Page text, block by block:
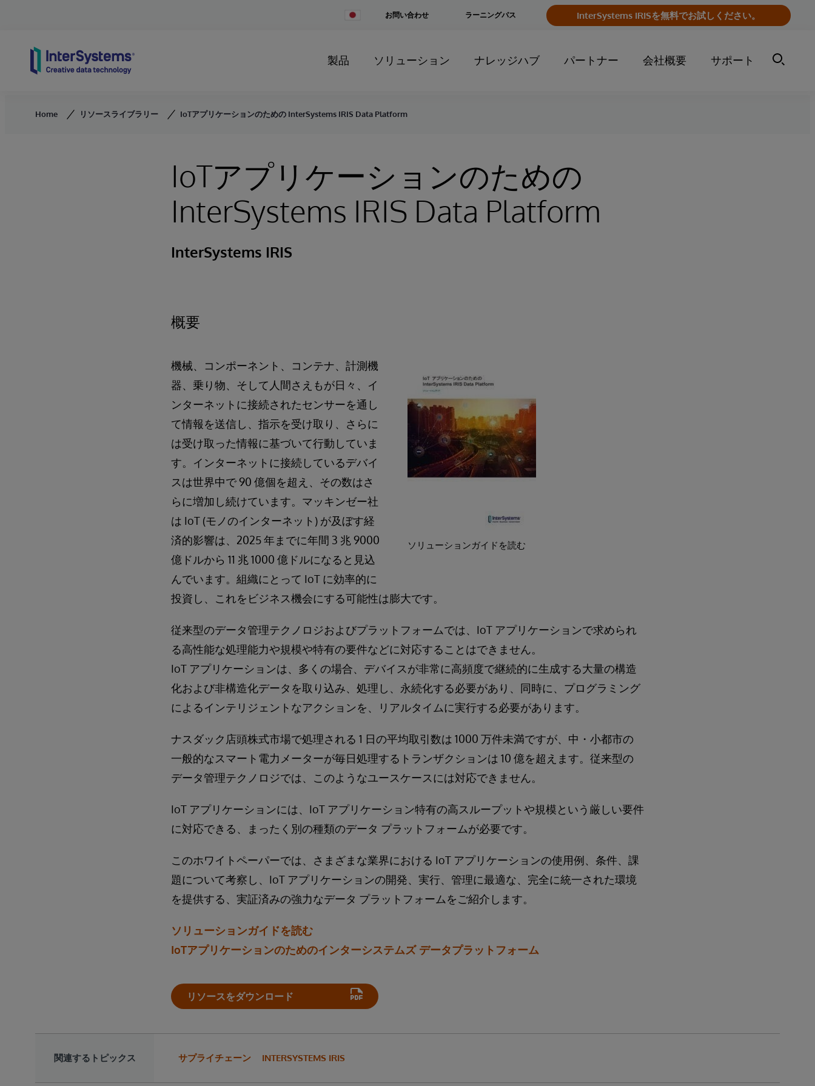
Change
お問い合わせ InterSystems IRISを無料でお試しください。
ラーニングパス
製品 ソリューション ナレッジハブ パートナー 会社概要 サポート
Home リソースライブラリー IoTアプリケーションのための InterSystems IRIS Data Platform
IoTアプリケーションのための
InterSystems IRIS Data Platform
InterSystems IRIS
概要
ソリューションガイドを読む
機械、コンポーネント、コンテナ、計測機
器、乗り物、そして人間さえもが日々、イ
ンターネットに接続されたセンサーを通し
て情報を送信し、指示を受け取り、さらに
は受け取った情報に基づいて行動していま
す。インターネットに接続しているデバイ
スは世界中で 90 億個を超え、その数はさ
らに増加し続けています。マッキンゼー社
は IoT (モノのインターネット) が及ぼす経
済的影響は、2025 年までに年間 3 兆 9000
億ドルから 11 兆 1000 億ドルになると見込
んでいます。組織にとって IoT に効率的に
投資し、これをビジネス機会にする可能性は膨大です。
従来型のデータ管理テクノロジおよびプラットフォームでは、IoT アプリケーションで求められ
る高性能な処理能力や規模や特有の要件などに対応することはできません。
IoT アプリケーションは、多くの場合、デバイスが非常に高頻度で継続的に生成する大量の構造
化および非構造化データを取り込み、処理し、永続化する必要があり、同時に、プログラミング
によるインテリジェントなアクションを、リアルタイムに実行する必要があります。
ナスダック店頭株式市場で処理される 1 日の平均取引数は 1000 万件未満ですが、中・小都市の
一般的なスマート電力メーターが毎日処理するトランザクションは 10 億を超えます。従来型の
データ管理テクノロジでは、このようなユースケースには対応できません。
IoT アプリケーションには、IoT アプリケーション特有の高スループットや規模という厳しい要件
に対応できる、まったく別の種類のデータ プラットフォームが必要です。
このホワイトペーパーでは、さまざまな業界における IoT アプリケーションの使用例、条件、課
題について考察し、IoT アプリケーションの開発、実行、管理に最適な、完全に統一された環境
を提供する、実証済みの強力なデータ プラットフォームをご紹介します。
ソリューションガイドを読む
IoTアプリケーションのためのインターシステムズ データプラットフォーム
リソースをダウンロード
関連するトピックス サプライチェーン INTERSYSTEMS IRIS